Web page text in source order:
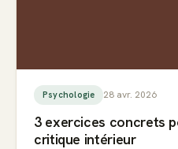
Psychologie 28 avr. 2026
3 exercices concrets
critique intérieur